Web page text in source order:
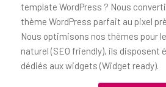
template WordPress ? Nous
thème WordPress parfait au pixel
Nous optimisons nos thèmes pour
naturel (SEO friendly), ils disposent
dédiés aux widgets (Widget ready).